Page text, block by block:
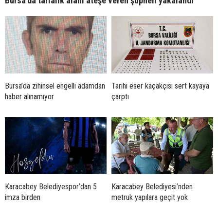
Bursa’da zihinsel engelli adamdan
haber alınamıyor
Tarihi eser kaçakçısı sert kayaya
çarptı
Karacabey Belediyespor’dan 5
imza birden
Karacabey Belediyesi’nden
metruk yapılara geçit yok